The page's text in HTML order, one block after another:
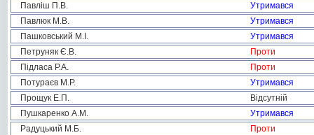
Павліш П.В.
Утримався
Павлюк М.В.
Утримався
Пашковський М.І.
Утримався
Петруняк Є.В.
Проти
Підласа Р.А.
Проти
Потураєв М.Р.
Утримався
Прощук Е.П.
Відсутній
Пушкаренко А.М.
Утримався
Радуцький М.Б.
Проти